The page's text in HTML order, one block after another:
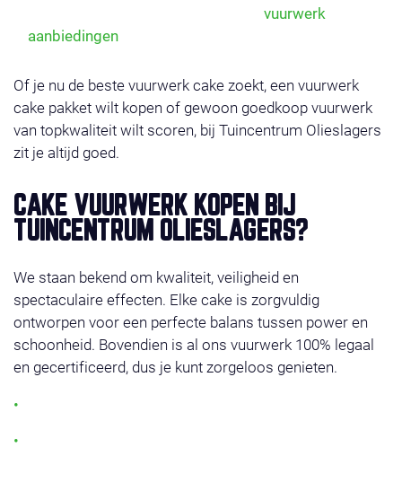
vuurwerk
aanbiedingen
Of je nu de beste vuurwerk cake zoekt, een vuurwerk
cake pakket wilt kopen of gewoon goedkoop vuurwerk
van topkwaliteit wilt scoren, bij Tuincentrum Olieslagers
zit je altijd goed.
CAKE VUURWERK KOPEN BIJ
TUINCENTRUM OLIESLAGERS?
We staan bekend om kwaliteit, veiligheid en
spectaculaire effecten. Elke cake is zorgvuldig
ontworpen voor een perfecte balans tussen power en
schoonheid. Bovendien is al ons vuurwerk 100% legaal
en gecertificeerd, dus je kunt zorgeloos genieten.